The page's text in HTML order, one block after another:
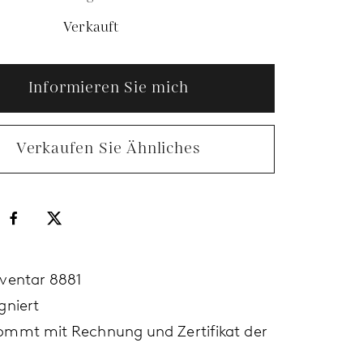
Verkauft
Informieren Sie mich
Verkaufen Sie Ähnliches
8881
mit Rechnung und Zertifikat der